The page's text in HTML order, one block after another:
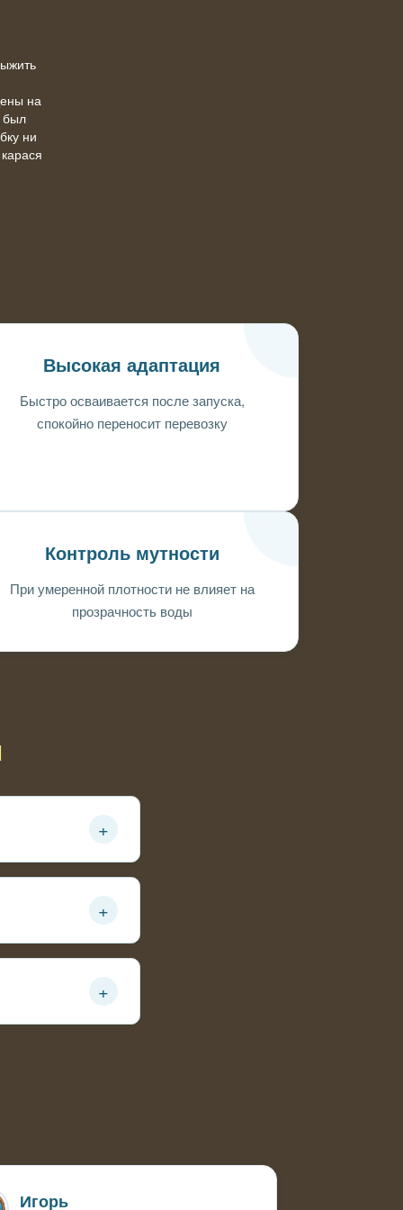
на
был
ни
Высокая адаптация
Быстро осваивается после запуска,
спокойно переносит перевозку
Контроль мутности
При умеренной плотности не влияет на
прозрачность воды
+
цвет
+
очистка
+
Игорь